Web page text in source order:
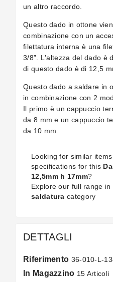
un altro raccordo.
Questo dado in ottone
combinazione con un
filettatura interna è una
3/8”. L'altezza del dado è
di questo dado è di 12,5
Questo dado a saldare in
in combinazione con 2
Il primo è un cappuccio
da 8 mm e un cappuccio
da 10 mm.
Looking for similar
specifications for this
12,5mm h 17mm?
Explore our full range in
saldatura category
DETTAGLI
Riferimento 36-010-L-
In Magazzino 15 Articoli